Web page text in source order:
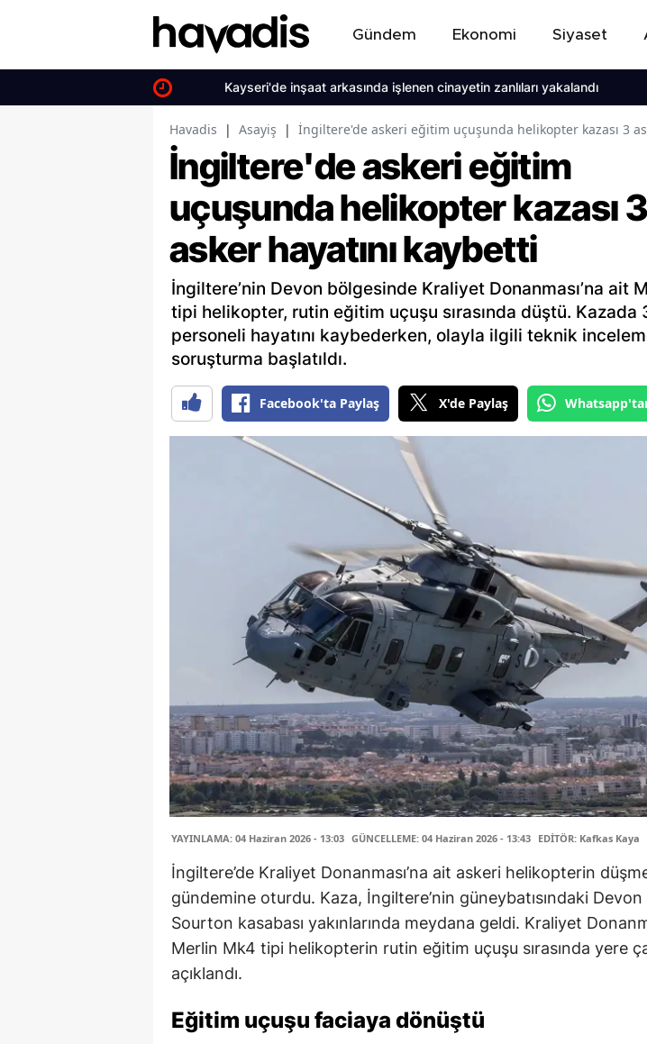
Gündem Ekonomi Siyaset
Kayseri'de inşaat arkasında işlenen cinayetin zanlıları yakalandı
Havadis | Asayiş | İngiltere'de askeri eğitim uçuşunda helikopter kazası 3
İngiltere'de askeri eğitim
uçuşunda helikopter kazası 3
asker hayatını kaybetti
İngiltere’nin Devon bölgesinde Kraliyet Donanması’na ait
tipi helikopter, rutin eğitim uçuşu sırasında düştü. Kazada
personeli hayatını kaybederken, olayla ilgili teknik
soruşturma başlatıldı.
Facebook'ta Paylaş X'de Paylaş
YAYINLAMA: 04 Haziran 2026 - 13:03 GÜNCELLEME: 04 Haziran 2026 - 13:43 EDİTÖR: Kafkas Kaya
İngiltere’de Kraliyet Donanması’na ait askeri helikopterin
gündemine oturdu. Kaza, İngiltere’nin güneybatısındaki
Sourton kasabası yakınlarında meydana geldi. Kraliyet
Merlin Mk4 tipi helikopterin rutin eğitim uçuşu sırasında yere
açıklandı.
Eğitim uçuşu faciaya dönüştü